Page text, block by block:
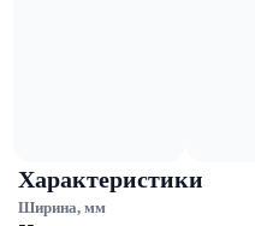
Характеристики
Ширина, мм